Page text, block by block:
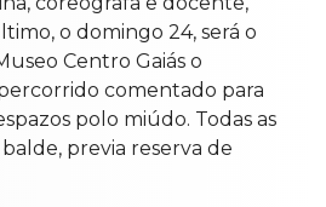
o domingo 24, será o
Centro Gaiás o
comentado para
polo miúdo. Todas as
previa reserva de